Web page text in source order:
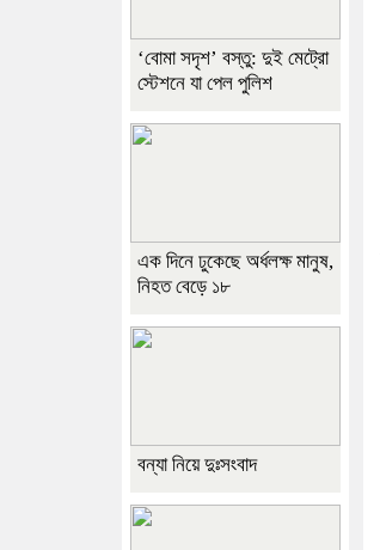
‘বোমা সদৃশ’ বস্তু: দুই মেট্রো
স্টেশনে যা পেল পুলিশ
এক দিনে ঢুকেছে অর্ধলক্ষ মানুষ,
নিহত বেড়ে ১৮
বন্যা নিয়ে দুঃসংবাদ